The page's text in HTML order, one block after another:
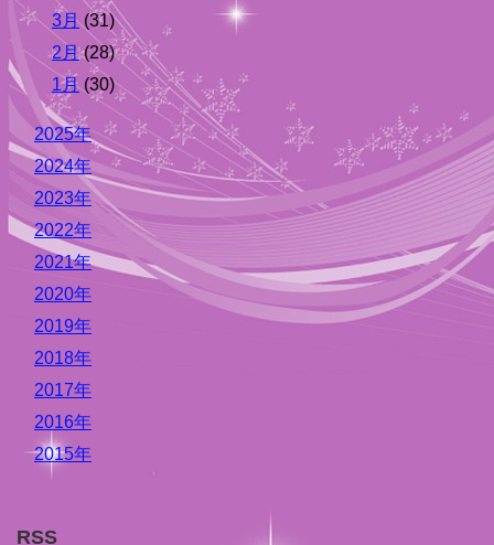
3月(31)
2月(28)
1月 (30)
2025年
2024年
2023年
2022年
2021年
2020年
2019年
2018年
2017年
2016年
2015年
RSS